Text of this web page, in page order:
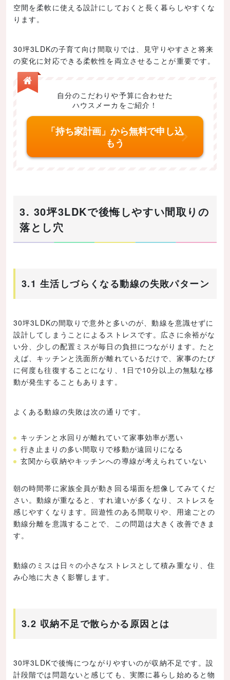
空間を柔軟に使える設計にしておくと長く暮らしやすくな
ります。
30坪3LDKの子育て向け間取りでは、見守りやすさと将来
の変化に対応できる柔軟性を両立させることが重要です。
自分のこだわりや予算に合わせた
ハウスメーカをご紹介！
「持ち家計画」から無料で申し込
もう
3. 30坪3LDKで後悔しやすい間取りの
落とし穴
3.1 生活しづらくなる動線の失敗パターン
30坪3LDKの間取りで意外と多いのが、動線を意識せずに
設計してしまうことによるストレスです。広さに余裕がな
い分、少しの配置ミスが毎日の負担につながります。たと
えば、キッチンと洗面所が離れているだけで、家事のたび
に何度も往復することになり、1日で10分以上の無駄な移
動が発生することもあります。
よくある動線の失敗は次の通りです。
キッチンと水回りが離れていて家事効率が悪い
行き止まりの多い間取りで移動が遠回りになる
玄関から収納やキッチンへの導線が考えられていない
朝の時間帯に家族全員が動き回る場面を想像してみてくだ
さい。動線が重なると、すれ違いが多くなり、ストレスを
感じやすくなります。回遊性のある間取りや、用途ごとの
動線分離を意識することで、この問題は大きく改善できま
す。
動線のミスは日々の小さなストレスとして積み重なり、住
み心地に大きく影響します。
3.2 収納不足で散らかる原因とは
30坪3LDKで後悔につながりやすいのが収納不足です。設
計段階では問題ないと感じても、実際に暮らし始めると物